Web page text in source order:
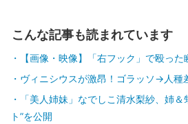
こんな記事も読まれています
【画像・映像】「右フック」で殴った
ヴィニシウスが激昂！ゴラッソ→人種
「美人姉妹」なでしこ清水梨紗、姉
ト”を公開